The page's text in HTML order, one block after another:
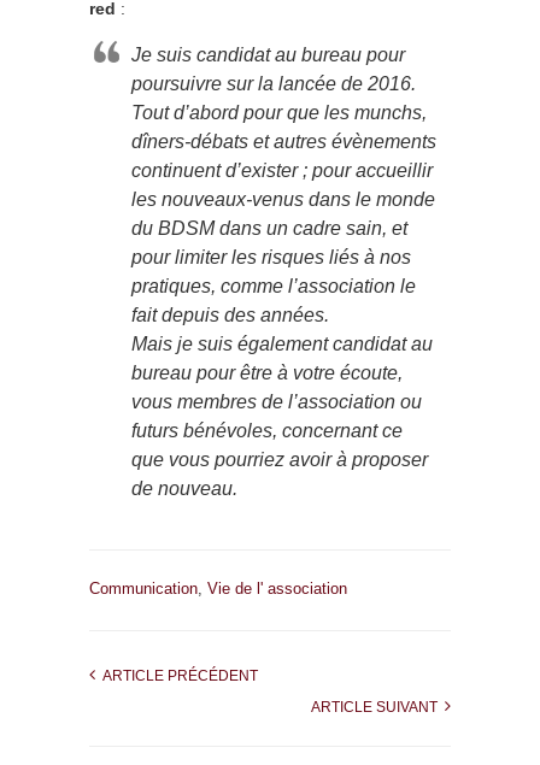
red :
Je suis candidat au bureau pour
poursuivre sur la lancée de 2016.
Tout d’abord pour que les munchs,
dîners-débats et autres évènements
continuent d’exister ; pour accueillir
les nouveaux-venus dans le monde
du BDSM dans un cadre sain, et
pour limiter les risques liés à nos
pratiques, comme l’association le
fait depuis des années.
Mais je suis également candidat au
bureau pour être à votre écoute,
vous membres de l’association ou
futurs bénévoles, concernant ce
que vous pourriez avoir à proposer
de nouveau.
Communication, Vie de l' association
ARTICLE PRÉCÉDENT
ARTICLE SUIVANT